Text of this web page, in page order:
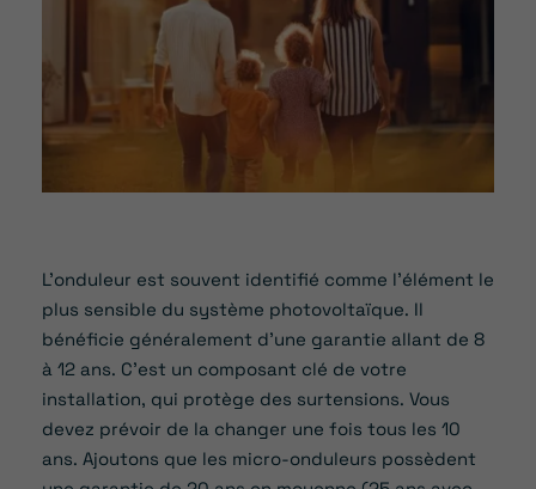
L’onduleur est souvent identifié comme l’élément le
plus sensible du système photovoltaïque. Il
bénéficie généralement d’une garantie allant de 8
à 12 ans. C’est un composant clé de votre
installation, qui protège des surtensions. Vous
devez prévoir de la changer une fois tous les 10
ans. Ajoutons que les micro-onduleurs possèdent